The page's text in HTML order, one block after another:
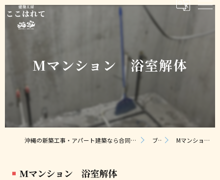
Mマンション 浴室解体
沖縄の新築工事・アパート建築なら合同会社ここはれて｜無料相談・見積り対応 ブログ Mマンション 浴室解体
Mマンション 浴室解体